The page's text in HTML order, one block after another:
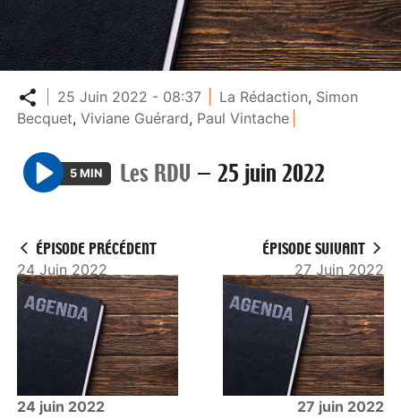
Partager
25 Juin 2022 - 08:37 La Rédaction, Simon
Becquet,Viviane Guérard, Paul Vintache
P
y
5 MIN Les RDV — 25 juin 2022
ÉPISODE PRÉCÉDENT
24 Juin 2022
24 juin 2022
ÉPISODE SUIVANT
27 Juin 2022
27 juin 2022